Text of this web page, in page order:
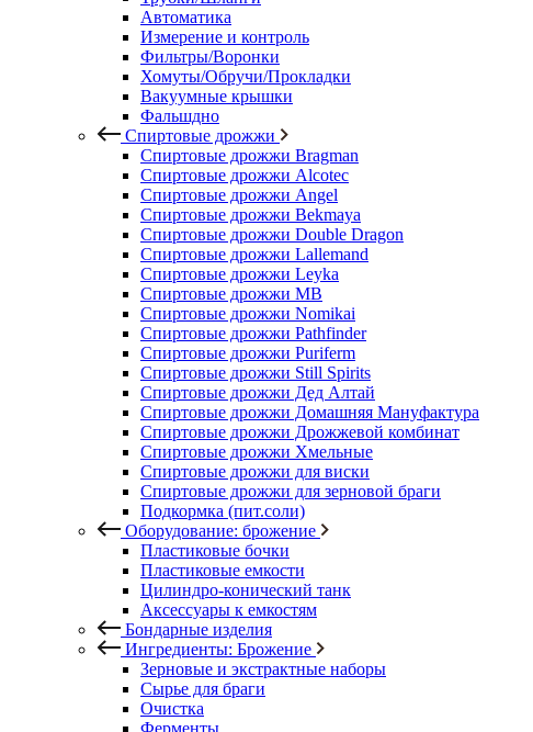
Автоматика
Измерение и контроль
Фильтры/Воронки
Хомуты/Обручи/Прокладки
Вакуумные крышки
Фальшдно
Спиртовые дрожжи
Спиртовые дрожжи Bragman
Спиртовые дрожжи Alcotec
Спиртовые дрожжи Angel
Спиртовые дрожжи Bekmaya
Спиртовые дрожжи Double Dragon
Спиртовые дрожжи Lallemand
Спиртовые дрожжи Leyka
Спиртовые дрожжи MB
Спиртовые дрожжи Nomikai
Спиртовые дрожжи Pathfinder
Спиртовые дрожжи Puriferm
Спиртовые дрожжи Still Spirits
Спиртовые дрожжи Дед Алтай
Спиртовые дрожжи Домашняя Мануфактура
Спиртовые дрожжи Дрожжевой комбинат
Спиртовые дрожжи Хмельные
Спиртовые дрожжи для виски
Спиртовые дрожжи для зерновой браги
Подкормка (пит.соли)
Оборудование: брожение
Пластиковые бочки
Пластиковые емкости
Цилиндро-конический танк
Аксессуары к емкостям
Бондарные изделия
Ингредиенты: Брожение
Зерновые и экстрактные наборы
Сырье для браги
Очистка
Ферменты